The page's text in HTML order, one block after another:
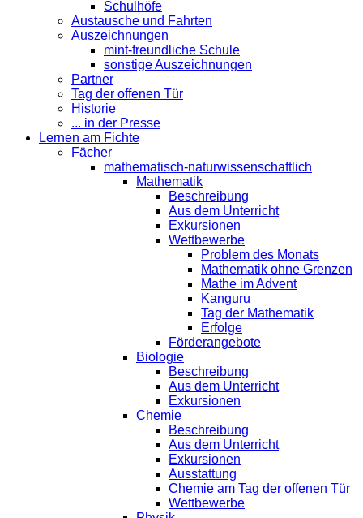
Schulhöfe
Austausche und Fahrten
Auszeichnungen
mint-freundliche Schule
sonstige Auszeichnungen
Partner
Tag der offenen Tür
Historie
... in der Presse
Lernen am Fichte
Fächer
mathematisch-naturwissenschaftlich
Mathematik
Beschreibung
Aus dem Unterricht
Exkursionen
Wettbewerbe
Problem des Monats
Mathematik ohne Grenzen
Mathe im Advent
Kanguru
Tag der Mathematik
Erfolge
Förderangebote
Biologie
Beschreibung
Aus dem Unterricht
Exkursionen
Chemie
Beschreibung
Aus dem Unterricht
Exkursionen
Ausstattung
Chemie am Tag der offenen Tür
Wettbewerbe